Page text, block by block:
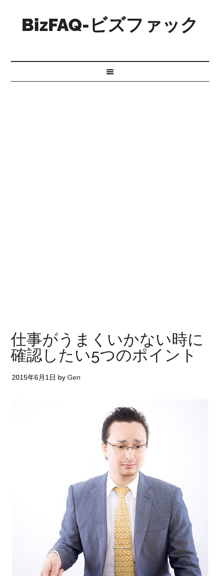
BizFAQ-ビズファック
仕事がうまくいかない時に
確認したい5つのポイント
2015年6月1日 byGen